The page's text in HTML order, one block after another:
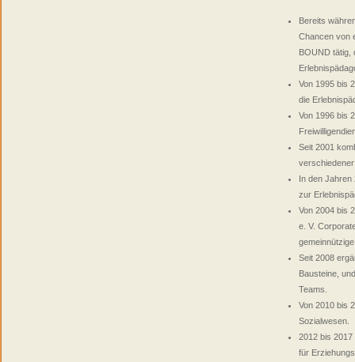
Bereits
Chancen von
BOUND tätig,
Von 1995 bis
die
Von 1996 bis
Seit 2001
In den Jahren
zur
Von 2004 bis
e. V.
Seit 2008
Bausteine,
Teams.
Von 2010 bis
Sozialwesen.
2012 bis
für